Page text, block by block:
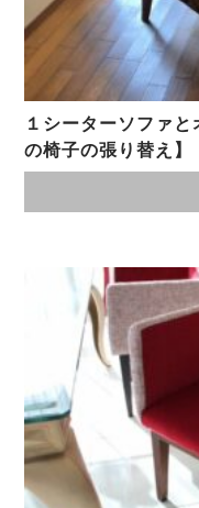
１シーターソファ
の椅子の張り替え】